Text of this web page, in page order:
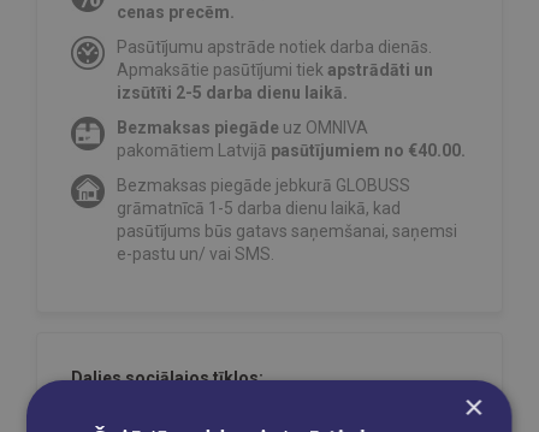
cenas precēm.
Pasūtījumu apstrāde notiek darba dienās.
Apmaksātie pasūtījumi tiek apstrādāti un
izsūtīti 2-5 darba dienu laikā.
Bezmaksas piegāde uz OMNIVA
pakomātiem Latvijā pasūtījumiem no €40.00.
Bezmaksas piegāde jebkurā GLOBUSS
grāmatnīcā 1-5 darba dienu laikā, kad
pasūtījums būs gatavs saņemšanai, saņemsi
e-pastu un/ vai SMS.
Dalies sociālajos tīklos:
×